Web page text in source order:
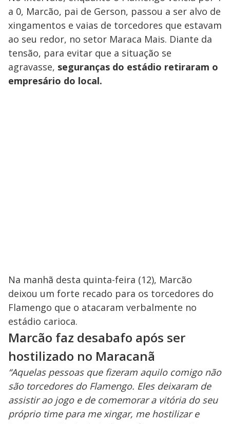
a 0, Marcão, pai de Gerson, passou a ser alvo de
xingamentos e vaias de torcedores que estavam
ao seu redor, no setor Maraca Mais. Diante da
tensão, para evitar que a situação se
agravasse, seguranças do estádio retiraram o
empresário do local.
Na manhã desta quinta-feira (12), Marcão
deixou um forte recado para os torcedores do
Flamengo que o atacaram verbalmente no
estádio carioca.
Marcão faz desabafo após ser
hostilizado no Maracanã
“Aquelas pessoas que fizeram aquilo comigo não
são torcedores do Flamengo. Eles deixaram de
assistir ao jogo e de comemorar a vitória do seu
próprio time para me xingar, me hostilizar e